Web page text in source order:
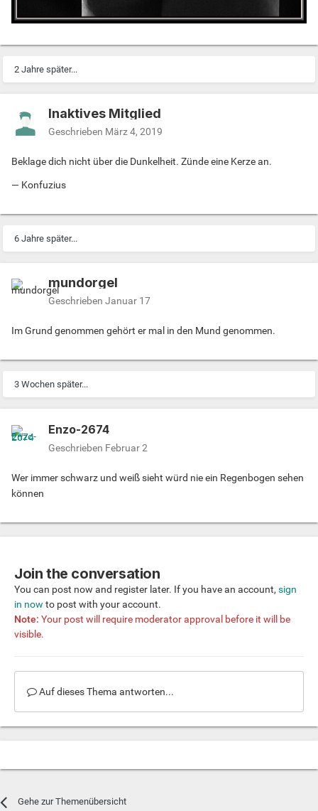
2 Jahre später...
Inaktives Mitglied
Geschrieben März 4, 2019
Beklage dich nicht über die Dunkelheit. Zünde eine Kerze an.
— Konfuzius
6 Jahre später...
mundorgel
Geschrieben Januar 17
Im Grund genommen gehört er mal in den Mund genommen.
3 Wochen später...
Enzo-2674
Geschrieben Februar 2
Wer immer schwarz und weiß sieht würd nie ein Regenbogen sehen
können
Join the conversation
You can post now and register later. If you have an account, sign
in now to post with your account.
Note: Your post will require moderator approval before it will be
visible.
Auf dieses Thema antworten...
Gehe zur Themenübersicht